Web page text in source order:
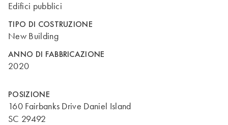
Edifici pubblici
TIPO DI COSTRUZIONE
New Building
ANNO DI FABBRICAZIONE
2020
POSIZIONE
160 Fairbanks Drive Daniel Island
SC 29492